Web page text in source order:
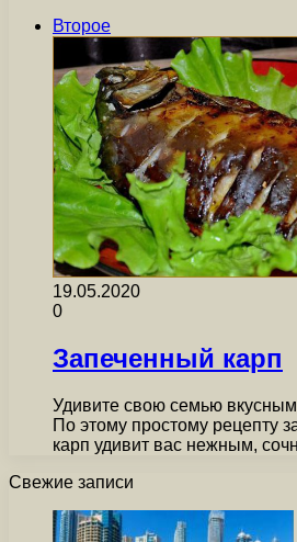
Второе
19.05.2020
0
Запеченный карп
Удивите свою семью
По этому простому рецепту
карп удивит вас нежным,
Свежие записи